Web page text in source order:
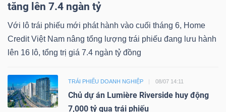
tăng lên 7.4 ngàn tỷ
Với lô trái phiếu mới phát hành vào cuối tháng 6, Home
Credit Việt Nam nâng tổng lượng trái phiếu đang lưu hành
lên 16 lô, tổng trị giá 7.4 ngàn tỷ đồng
TRÁI PHIẾU DOANH NGHIỆP 08/07 14:11
Chủ dự án Lumière Riverside huy động
7,000 tỷ qua trái phiếu